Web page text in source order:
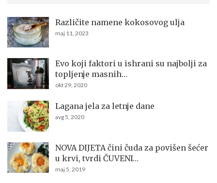
Različite namene kokosovog ulja
maj 11, 2023
Evo koji faktori u ishrani su najbolji za
topljenje masnih…
okt 29, 2020
Lagana jela za letnje dane
avg 5, 2020
NOVA DIJETA čini čuda za povišen šećer
u krvi, tvrdi ČUVENI…
maj 5, 2019